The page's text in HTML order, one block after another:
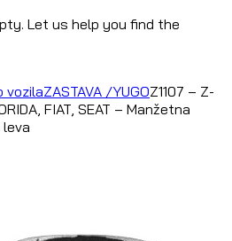
Let us help you find the
vozilaZASTAVA /YUGOZ1107 – Z-
FIAT, SEAT – Manžetna